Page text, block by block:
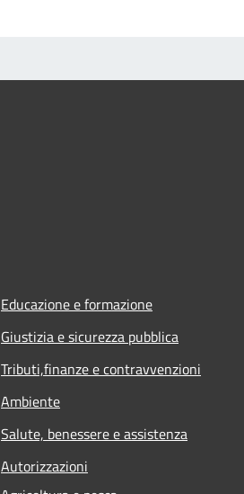
Educazione e formazione
Giustizia e sicurezza pubblica
Tributi,finanze e contravvenzioni
Ambiente
Salute, benessere e assistenza
Autorizzazioni